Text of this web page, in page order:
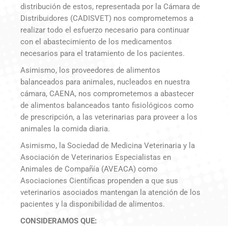
distribución de estos, representada por la Cámara de
Distribuidores (CADISVET) nos comprometemos a
realizar todo el esfuerzo necesario para continuar
con el abastecimiento de los medicamentos
necesarios para el tratamiento de los pacientes.
Asimismo, los proveedores de alimentos
balanceados para animales, nucleados en nuestra
cámara, CAENA, nos comprometemos a abastecer
de alimentos balanceados tanto fisiológicos como
de prescripción, a las veterinarias para proveer a los
animales la comida diaria.
Asimismo, la Sociedad de Medicina Veterinaria y la
Asociación de Veterinarios Especialistas en
Animales de Compañía (AVEACA) como
Asociaciones Científicas propenden a que sus
veterinarios asociados mantengan la atención de los
pacientes y la disponibilidad de alimentos.
CONSIDERAMOS QUE: